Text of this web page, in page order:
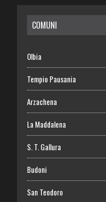
COMUNI
Olbia
Tempio Pausania
Arzachena
La Maddalena
S. T. Gallura
Budoni
San Teodoro